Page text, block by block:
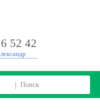
52 42